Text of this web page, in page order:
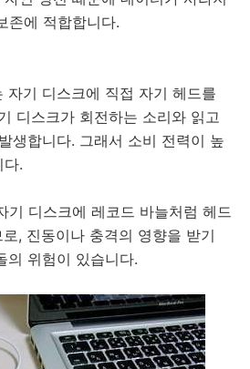
존에 적합합니다.
자기 디스크에 직접 자기 헤드를
디스크가 회전하는 소리와 읽고
생합니다. 그래서 소비 전력이 높
다.
기 디스크에 레코드 바늘처럼 헤드
, 진동이나 충격의 영향을 받기
의 위험이 있습니다.